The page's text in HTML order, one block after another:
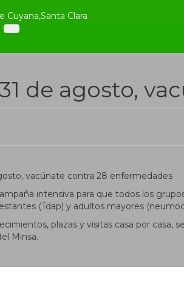
Cuyana,Santa Clara
de agosto,
vacúnate contra 28 enfermedades
intensiva para que todos los
(Tdap) y adultos mayores
plazas y visitas casa por
Minsa.